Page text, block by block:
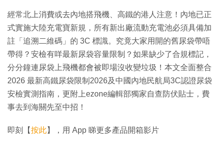
經常北上消費或去內地搭飛機、高鐵的港人注意！內地已正
式實施大陸充電寶新規，所有新出廠流動充電池必須具備加
註「追溯二維碼」的 3C 標識。究竟大家用開的舊尿袋帶唔
帶得？安檢有咩最新尿袋容量限制？如果缺少了合規標記，
分分鐘連尿袋上飛機都會被即場沒收變垃圾！本文全面整合
2026 最新高鐵尿袋限制2026及中國內地民航局3C認證尿袋
安檢實測指南，更附上ezone編輯部獨家自查防伏貼士，費
事去到海關先至中招！
即刻【按此】，用 App 睇更多產品開箱影片